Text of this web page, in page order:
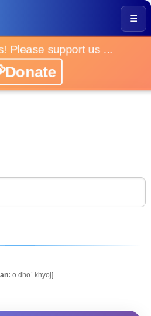
☰
Please support us ...
o.dho`.khyoj]